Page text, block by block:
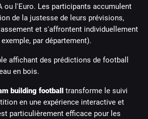
ou l'Euro. Les participants accumulent
de la justesse de leurs prévisions,
et s'affrontent individuellement
par département).
building football transforme le suivi
en une expérience interactive et
particulièrement efficace pour les